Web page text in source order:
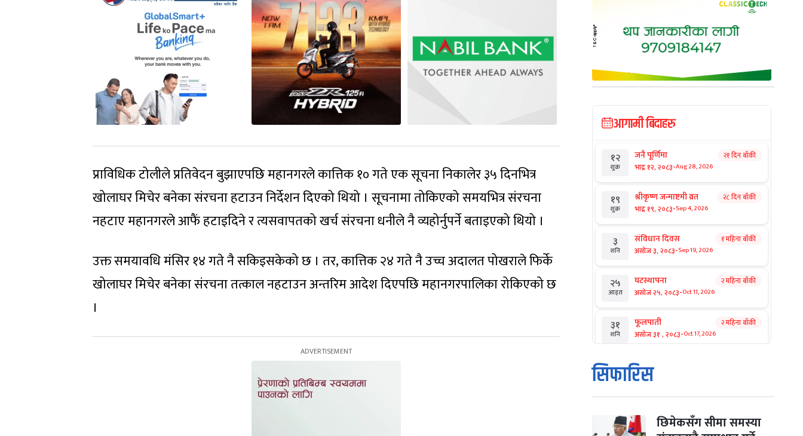
प्राविधिक टोलीले प्रतिवेदन बुझाएपछि महानगरले कात्तिक १० गते एक सूचना निकालेर ३५ दिनभित्र
खोलाघर मिचेर बनेका संरचना हटाउन निर्देशन दिएको थियो । सूचनामा तोकिएको समयभित्र संरचना
नहटाए महानगरले आफैं हटाइदिने र त्यसवापतको खर्च संरचना धनीले नै व्यहोर्नुपर्ने बताइएको थियो ।
उक्त समयावधि मंसिर १४ गते नै सकिइसकेको छ । तर, कात्तिक २४ गते नै उच्च अदालत पोखराले फिर्के
खोलाघर मिचेर बनेका संरचना तत्काल नहटाउन अन्तरिम आदेश दिएपछि महानगरपालिका रोकिएको छ
।
आगामी बिदाहरु
१२
शुक्र
जनै पूर्णिमा
भाद्र १२, २०८३-Aug 28, 2026
२१ दिन बाँकी
१९
शुक्र
श्रीकृष्ण जन्माष्टमी व्रत
भाद्र १९, २०८३-Sep 4, 2026
२८ दिन बाँकी
३
शनि
संविधान दिवस
असोज ३, २०८३-Sep 19, 2026
१ महिना बाँकी
२५
आइत
घटस्थापना
असोज २५, २०८३-Oct 11, 2026
२ महिना बाँकी
३१
शनि
फूलपाती
असोज ३१ , २०८३-Oct 17, 2026
२ महिना बाँकी
१
आइत
कार्तिक सङ्क्रान्ति
कार्तिक १, २०८३
मंगल कार्तिक ३, २०८३-Oct 20, 2026
सिफारिस
छिमेकसँग सीमा समस्या